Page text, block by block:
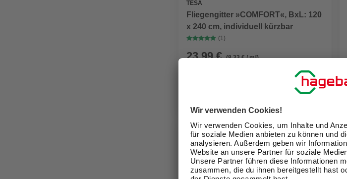
TESA
Fliegengitter »COMFORT«, BxL: 120
x 240 cm, individuell kürzbar
(1)
23,99 € (8,33 € / m²)